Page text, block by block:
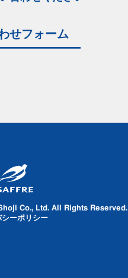
せフォーム
Co., Ltd. All Rights Reserved.
シーポリシー